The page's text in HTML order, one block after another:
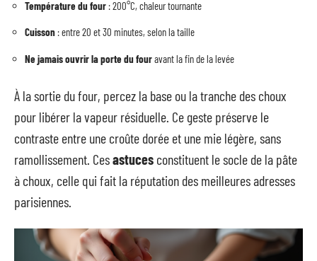
Température du four : 200°C, chaleur tournante
Cuisson : entre 20 et 30 minutes, selon la taille
Ne jamais ouvrir la porte du fouravant la fin de la levée
À la sortie du four, percez la base ou la tranche des choux
pour libérer la vapeur résiduelle. Ce geste préserve le
contraste entre une croûte dorée et une mie légère, sans
ramollissement. Cesastuces constituent le socle de la pâte
à choux, celle qui fait la réputation des meilleures adresses
parisiennes.